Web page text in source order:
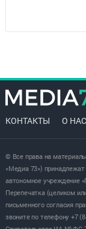
КОНТАКТЫ О НАС
© Все права на
«Медиа 73»)
автономное учреждение
Перепечатка (целиком
письменного согласия
звоните по телефону +7